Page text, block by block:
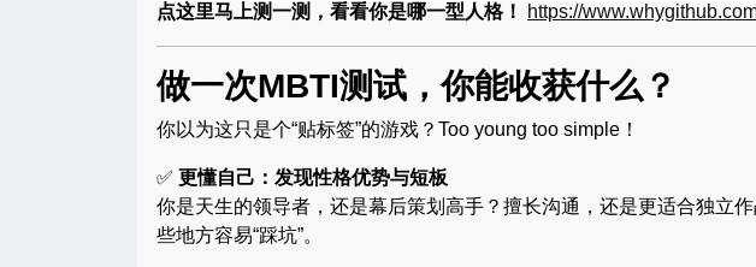
点这里马上测一测，看看你是哪一型人格！ https://
做一次MBTI测试，你能收获什么？
你以为这只是个“贴标签”的游戏？Too young too simple！
✅ 更懂自己：发现性格优势与短板
你是天生的领导者，还是幕后策划高手？擅长沟通，还是更适合独立
些地方容易“踩坑”。